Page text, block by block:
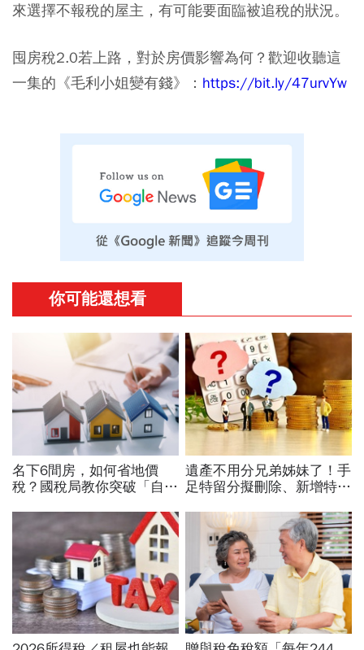
來選擇不報稅的屋主，有可能要面臨被追稅的狀況。
囤房稅2.0若上路，對於房價影響為何？歡迎收聽這
一集的《毛利小姐變有錢》： https://bit.ly/47urvYw